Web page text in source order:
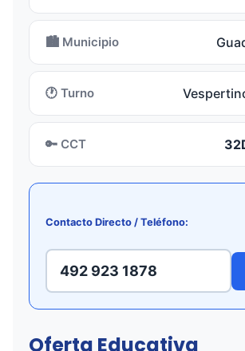
🏙️ Municipio
🕐 Turno
🔑 CCT
Contacto Directo / Teléfono:
492 923 1878
Oferta Educativa